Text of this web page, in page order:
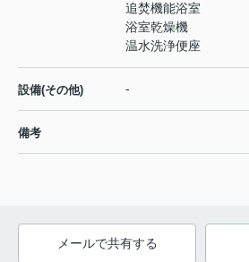
追焚機能浴室
浴室乾燥機
温水洗浄便座
設備(その他) -
備考
メールで共有する